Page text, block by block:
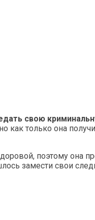
свою
только она
поэтому она
замести свои